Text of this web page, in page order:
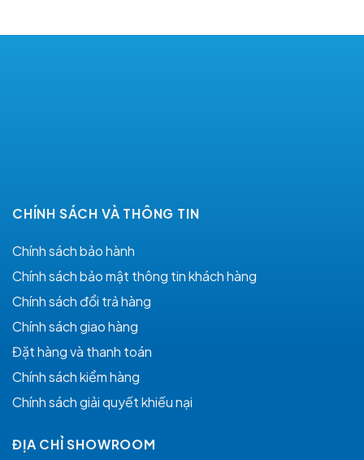
CHÍNH SÁCH VÀ THÔNG TIN
Chính sách bảo hành
Chính sách bảo mật thông tin khách hàng
Chính sách đổi trả hàng
Chính sách giao hàng
Đặt hàng và thanh toán
Chính sách kiểm hàng
Chính sách giải quyết khiếu nại
ĐỊA CHỈ SHOWROOM